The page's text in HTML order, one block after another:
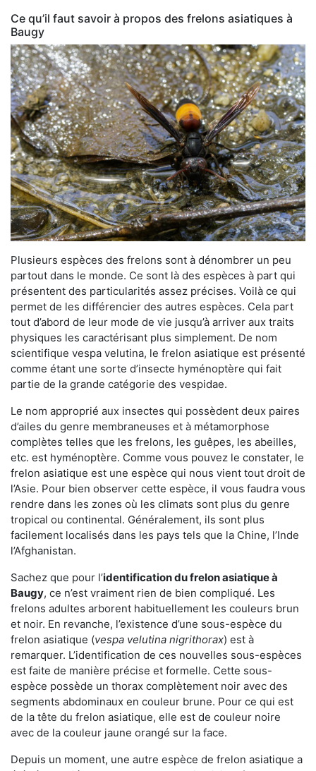
Ce qu’il faut savoir à propos des frelons asiatiques à
Baugy
Plusieurs espèces des frelons sont à dénombrer un peu
partout dans le monde. Ce sont là des espèces à part qui
présentent des particularités assez précises. Voilà ce qui
permet de les différencier des autres espèces. Cela part
tout d’abord de leur mode de vie jusqu’à arriver aux traits
physiques les caractérisant plus simplement. De nom
scientifique vespa velutina, le frelon asiatique est présenté
comme étant une sorte d’insecte hyménoptère qui fait
partie de la grande catégorie des vespidae.
Le nom approprié aux insectes qui possèdent deux paires
d’ailes du genre membraneuses et à métamorphose
complètes telles que les frelons, les guêpes, les abeilles,
etc. est hyménoptère. Comme vous pouvez le constater, le
frelon asiatique est une espèce qui nous vient tout droit de
l’Asie. Pour bien observer cette espèce, il vous faudra vous
rendre dans les zones où les climats sont plus du genre
tropical ou continental. Généralement, ils sont plus
facilement localisés dans les pays tels que la Chine, l’Inde
l’Afghanistan.
Sachez que pour l’identification du frelon asiatiqueà
Baugy, ce n’est vraiment rien de bien compliqué. Les
frelons adultes arborent habituellement les couleurs brun
et noir. En revanche, l’existence d’une sous-espèce du
frelon asiatique (vespa velutina nigrithorax) est à
remarquer. L’identification de ces nouvelles sous-espèces
est faite de manière précise et formelle. Cette sous-
espèce possède un thorax complètement noir avec des
segments abdominaux en couleur brune. Pour ce qui est
de la tête du frelon asiatique, elle est de couleur noire
avec de la couleur jaune orangé sur la face.
Depuis un moment, une autre espèce de frelon asiatique a